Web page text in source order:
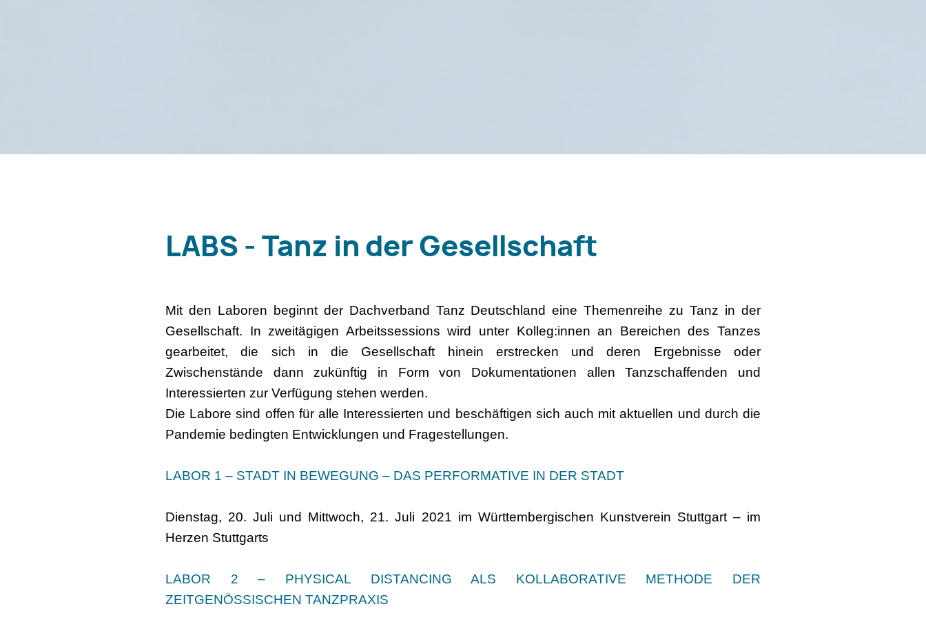
LABS - Tanz in der Gesellschaft
Mit den Laboren beginnt der Dachverband Tanz Deutschland eine Themenreihe zu Tanz in der
Gesellschaft. In zweitägigen Arbeitssessions wird unter Kolleg:innen an Bereichen des Tanzes
gearbeitet, die sich in die Gesellschaft hinein erstrecken und deren Ergebnisse oder
Zwischenstände dann zukünftig in Form von Dokumentationen allen Tanzschaffenden und
Interessierten zur Verfügung stehen werden.
Die Labore sind offen für alle Interessierten und beschäftigen sich auch mit aktuellen und durch die
Pandemie bedingten Entwicklungen und Fragestellungen.
LABOR 1 – STADT IN BEWEGUNG – DAS PERFORMATIVE IN DER STADT
Dienstag, 20. Juli und Mittwoch, 21. Juli 2021 im Württembergischen Kunstverein Stuttgart – im
Herzen Stuttgarts
LABOR 2 – PHYSICAL DISTANCING ALS KOLLABORATIVE METHODE DER
ZEITGENÖSSISCHEN TANZPRAXIS